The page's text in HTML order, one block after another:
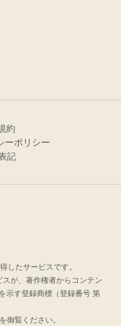
約
ーポリシー
記
したサービスです。
が、著作権者からコンテン
示す登録商標（登録番号 第
御覧ください。